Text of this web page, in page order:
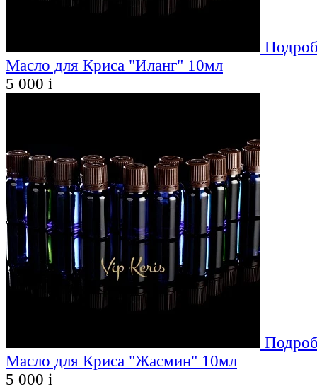
Масло для Криса "Иланг" 10мл
5 000 i
Масло для Криса "Жасмин" 10мл
5 000 i